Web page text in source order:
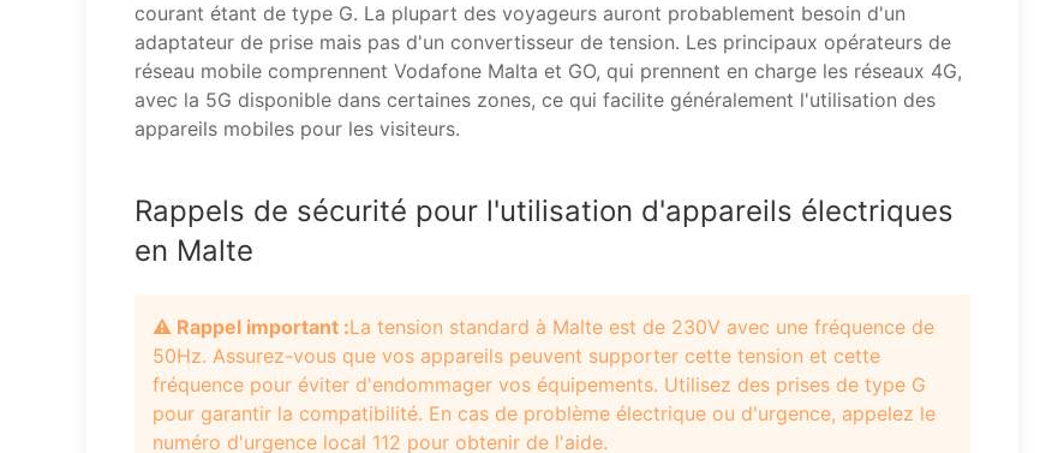
courant étant de type G. La plupart des voyageurs auront probablement besoin d'un
adaptateur de prise mais pas d'un convertisseur de tension. Les principaux opérateurs de
réseau mobile comprennent Vodafone Malta et GO, qui prennent en charge les réseaux 4G,
avec la 5G disponible dans certaines zones, ce qui facilite généralement l'utilisation des
appareils mobiles pour les visiteurs.
Rappels de sécurité pour l'utilisation d'appareils électriques
en Malte
⚠️ Rappel important :La tension standard à Malte est de 230V avec une fréquence de
50Hz. Assurez-vous que vos appareils peuvent supporter cette tension et cette
fréquence pour éviter d'endommager vos équipements. Utilisez des prises de type G
pour garantir la compatibilité. En cas de problème électrique ou d'urgence, appelez le
numéro d'urgence local 112 pour obtenir de l'aide.